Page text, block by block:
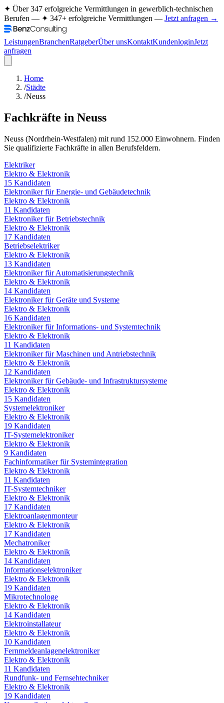
✦ Über 347 erfolgreiche Vermittlungen in gewerblich-technischen
Berufen — ✦ 347+ erfolgreiche Vermittlungen — Jetzt anfragen →
LeistungenBranchenRatgeberÜber unsKontaktKundenloginJetzt
anfragen
Home
/Städte
/Neuss
Fachkräfte in Neuss
Neuss (Nordrhein-Westfalen) mit rund 152.000 Einwohnern. Finden
Sie qualifizierte Fachkräfte in allen Berufsfeldern.
Elektriker
Elektro & Elektronik
15 Kandidaten
Elektroniker für Energie- und Gebäudetechnik
Elektro & Elektronik
11 Kandidaten
Elektroniker für Betriebstechnik
Elektro & Elektronik
17 Kandidaten
Betriebselektriker
Elektro & Elektronik
13 Kandidaten
Elektroniker für Automatisierungstechnik
Elektro & Elektronik
14 Kandidaten
Elektroniker für Geräte und Systeme
Elektro & Elektronik
16 Kandidaten
Elektroniker für Informations- und Systemtechnik
Elektro & Elektronik
11 Kandidaten
Elektroniker für Maschinen und Antriebstechnik
Elektro & Elektronik
12 Kandidaten
Elektroniker für Gebäude- und Infrastruktursysteme
Elektro & Elektronik
15 Kandidaten
Systemelektroniker
Elektro & Elektronik
19 Kandidaten
IT-Systemelektroniker
Elektro & Elektronik
9 Kandidaten
Fachinformatiker für Systemintegration
Elektro & Elektronik
11 Kandidaten
IT-Systemtechniker
Elektro & Elektronik
17 Kandidaten
Elektroanlagenmonteur
Elektro & Elektronik
17 Kandidaten
Mechatroniker
Elektro & Elektronik
14 Kandidaten
Informationselektroniker
Elektro & Elektronik
19 Kandidaten
Mikrotechnologe
Elektro & Elektronik
14 Kandidaten
Elektroinstallateur
Elektro & Elektronik
10 Kandidaten
Fernmeldeanlagenelektroniker
Elektro & Elektronik
11 Kandidaten
Rundfunk- und Fernsehtechniker
Elektro & Elektronik
19 Kandidaten